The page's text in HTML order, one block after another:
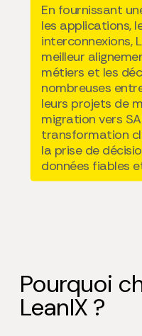
En fournissant
les applications,
interconnexions,
meilleur
métiers et les
nombreuses
leurs projets de
migration vers
transformation
la prise de
données fiables
Pourquoi
LeanIX ?